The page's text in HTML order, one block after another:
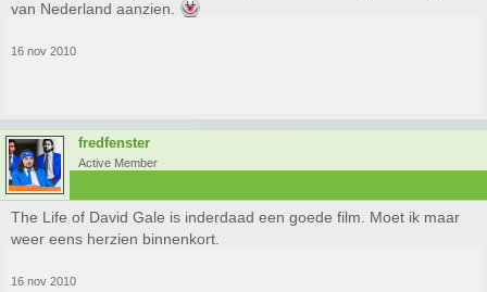
van Nederland aanzien.
16 nov 2010
fredfenster
Active Member
The Life of David Gale is inderdaad een goede film. Moet ik maar
weer eens herzien binnenkort.
16 nov 2010